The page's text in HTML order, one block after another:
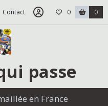
Contact 0 0
passe
en France